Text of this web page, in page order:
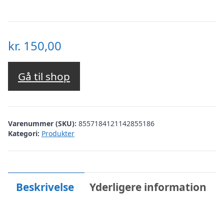
kr. 150,00
Gå til shop
Varenummer (SKU): 8557184121142855186
Kategori: Produkter
Beskrivelse Yderligere information